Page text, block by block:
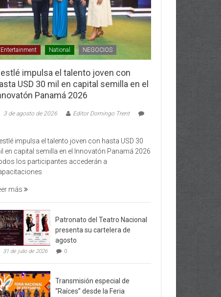
Entertainment National NEGOCIOS
impulsa el talento joven con
USD 30 mil en capital semilla en el
Panamá 2026
3 de agosto de 2026
Editor Domingo Trent
impulsa el talento joven con hasta USD 30
en capital semilla en el Innovatón Panamá 2026
los participantes accederán a
más
Patronato del Teatro Nacional
presenta su cartelera de
agosto
31 de julio de 2026 0
Transmisión especial de
“Raíces” desde la Feria